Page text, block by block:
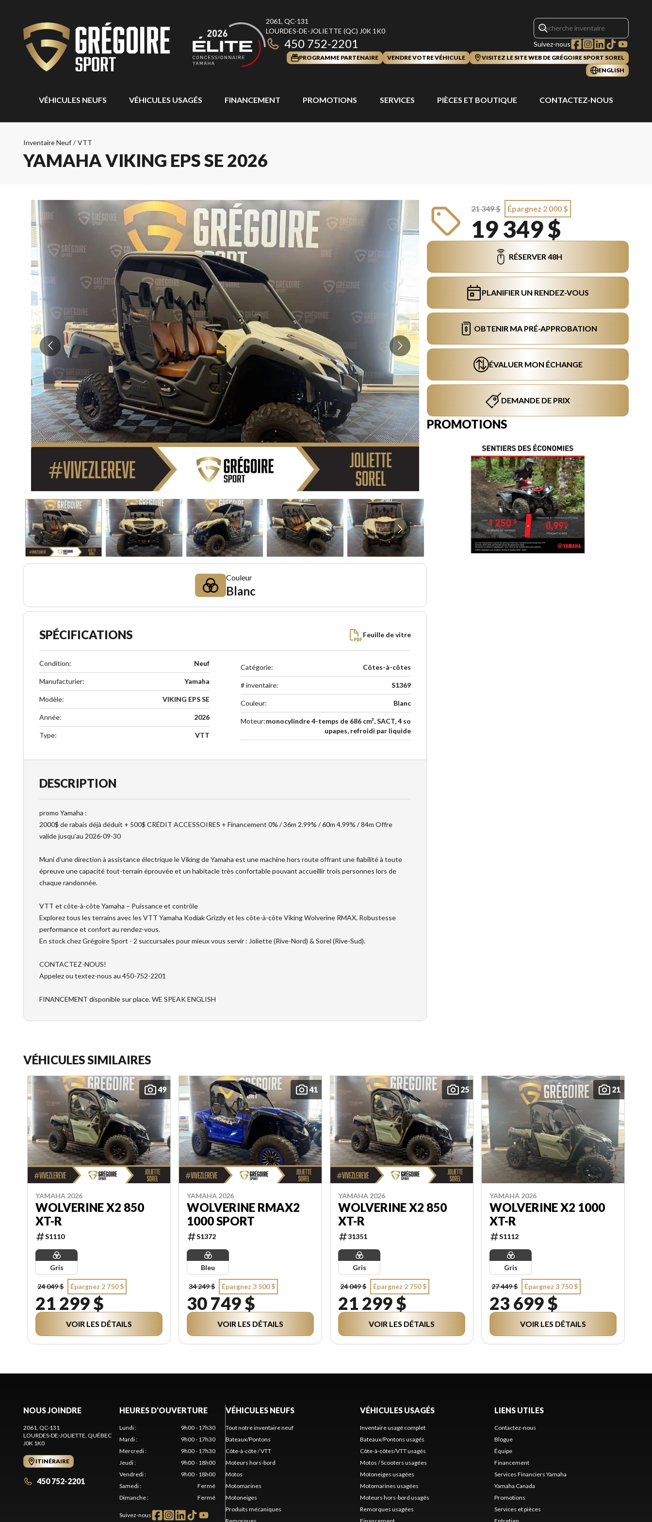
2061, QC-131
LOURDES-DE-JOLIETTE (QC) J0K 1K0
450 752-2201 Suivez-nous
PROGRAMME PARTENAIRE VENDRE VOTRE VÉHICULE
VISITEZ LE SITE WEB DE GRÉGOIRE SPORT SOREL
ENGLISH
VÉHICULES NEUFS VÉHICULES USAGÉS FINANCEMENT PROMOTIONS SERVICES PIÈCES ET BOUTIQUE CONTACTEZ-NOUS
Inventaire Neuf / VTT
YAMAHA VIKING EPS SE 2026
Couleur
Blanc
SPÉCIFICATIONS Feuille de vitre
Condition: Neuf
Manufacturier: Yamaha
Modèle: VIKING EPS SE
Année: 2026
Type: VTT
Catégorie: Côtes-à-côtes
# inventaire: S1369
Couleur: Blanc
Moteur:monocylindre 4-temps de 686 cm³, SACT, 4 so
upapes, refroidi par liquide
DESCRIPTION
promo Yamaha :
2000$ de rabais déjà déduit + 500$ CRÉDIT ACCESSOIRES + Financement 0% / 36m 2.99% / 60m 4.99% / 84m Offre
valide jusqu'au 2026-09-30
Muni d’une direction à assistance électrique le Viking de Yamaha est une machine hors route offrant une fiabilité à toute
épreuve une capacité tout-terrain éprouvée et un habitacle très confortable pouvant accueillir trois personnes lors de
chaque randonnée.
VTT et côte-à-côte Yamaha – Puissance et contrôle
Explorez tous les terrains avec les VTT Yamaha Kodiak Grizzly et les côte-à-côte Viking Wolverine RMAX. Robustesse
performance et confort au rendez-vous.
En stock chez Grégoire Sport - 2 succursales pour mieux vous servir : Joliette (Rive-Nord) & Sorel (Rive-Sud).
CONTACTEZ-NOUS!
Appelez ou textez-nous au 450-752-2201
FINANCEMENT disponible sur place. WE SPEAK ENGLISH
21 349 $ Épargnez 2 000 $
19 349 $
RÉSERVER 48H
PLANIFIER UN RENDEZ-VOUS
OBTENIR MA PRÉ-APPROBATION
ÉVALUER MON ÉCHANGE
DEMANDE DE PRIX
PROMOTIONS
VÉHICULES SIMILAIRES
49
YAMAHA 2026
WOLVERINE X2 850
XT-R
S1110
Gris
24 049 $ Épargnez 2 750 $
21 299 $
VOIR LES DÉTAILS
41
YAMAHA 2026
WOLVERINE RMAX2
1000 SPORT
S1372
Bleu
34 249 $ Épargnez 3 500 $
30 749 $
VOIR LES DÉTAILS
25
YAMAHA 2026
WOLVERINE X2 850
XT-R
31351
Gris
24 049 $ Épargnez 2 750 $
21 299 $
VOIR LES DÉTAILS
21
YAMAHA 2026
WOLVERINE X2 1000
XT-R
S1112
Gris
27 449 $ Épargnez 3 750 $
23 699 $
VOIR LES DÉTAILS
NOUS JOINDRE
2061, QC-131
LOURDES-DE-JOLIETTE , QUÉBEC
J0K 1K0
ITINÉRAIRE
450 752-2201
HEURES D'OUVERTURE
Lundi:
9h00 - 17h30
Mardi:
9h00 - 17h30
Mercredi:
9h00 - 17h30
Jeudi:
9h00 - 18h00
Vendredi:
9h00 - 18h00
Samedi:
Fermé
Dimanche: Fermé
Suivez-nous
VÉHICULES NEUFS
Tout notre inventaire neuf
Bateaux/Pontons
Côte-à-côte / VTT
Moteurs hors-bord
Motos
Motomarines
Motoneiges
Produits mécaniques
Remorques
VÉHICULES USAGÉS
Inventaire usagé complet
Bateaux/Pontons usagés
Côte-à-côtes/VTT usagés
Motos / Scooters usagées
Motoneiges usagées
Motomarines usagées
Moteurs hors-bord usagés
Remorques usagées
Financement
LIENS UTILES
Contactez-nous
Blogue
Équipe
Financement
Services Financiers Yamaha
Yamaha Canada
Promotions
Services et pièces
Entretien